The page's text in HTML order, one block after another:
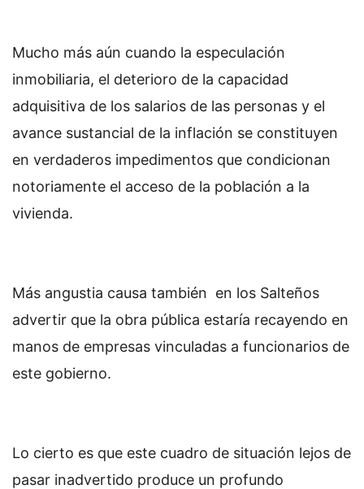
Mucho más aún cuando la especulación
inmobiliaria, el deterioro de la capacidad
adquisitiva de los salarios de las personas y el
avance sustancial de la inflación se constituyen
en verdaderos impedimentos que condicionan
notoriamente el acceso de la población a la
vivienda.
Más angustia causa también en los Salteños
advertir que la obra pública estaría recayendo en
manos de empresas vinculadas a funcionarios de
este gobierno.
Lo cierto es que este cuadro de situación lejos de
pasar inadvertido produce un profundo